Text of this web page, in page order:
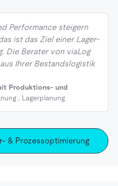
Performance steigern
ist das Ziel einer Lager-
Die Berater von viaLog
Ihrer Bestandslogistik
Produktions- und
, Lagerplanung
& Prozessoptimierung